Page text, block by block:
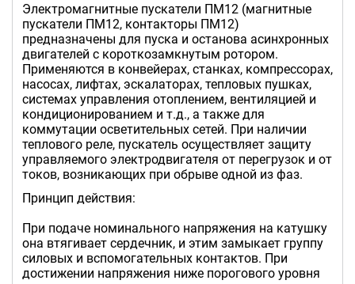
Электромагнитные пускатели ПМ12 (магнитные
пускатели ПМ12, контакторы ПМ12)
предназначены для пуска и останова асинхронных
двигателей с короткозамкнутым ротором.
Применяются в конвейерах, станках, компрессорах,
насосах, лифтах, эскалаторах, тепловых пушках,
системах управления отоплением, вентиляцией и
кондиционированием и т.д., а также для
коммутации осветительных сетей. При наличии
теплового реле, пускатель осуществляет защиту
управляемого электродвигателя от перегрузок и от
токов, возникающих при обрыве одной из фаз.
Принцип действия:
При подаче номинального напряжения на катушку
она втягивает сердечник, и этим замыкает группу
силовых и вспомогательных контактов. При
достижении напряжения ниже порогового уровня